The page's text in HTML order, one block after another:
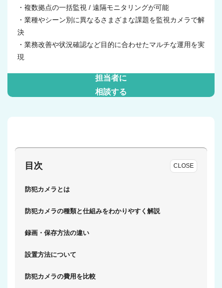
・複数拠点の一括監視 / 遠隔モニタリングが可能
・業種やシーン別に異なるさまざまな課題を監視カメラで解
決
・業務改善や状況確認など目的に合わせたマルチな運用を実
現
担当者に
相談する
目次 CLOSE
防犯カメラとは
防犯カメラの種類と仕組みをわかりやすく解説
録画・保存方法の違い
設置方法について
防犯カメラの費用を比較